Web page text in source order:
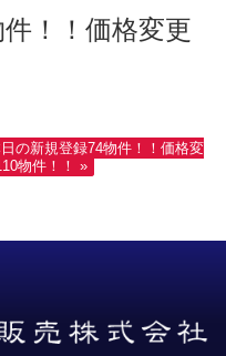
！！価格変更
の新規登録74物件！！価格変
物件！！ »